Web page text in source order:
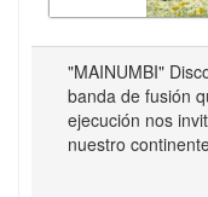
"MAINUMBI"
banda de fusión
ejecución nos
nuestro